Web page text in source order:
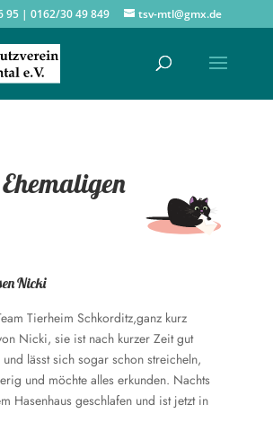
95 | 0162/30 49 849 tsv-mtl@gmx.de
Nicki
Tierheim Schkorditz,ganz kurz
Nicki, sie ist nach kurzer Zeit gut
lässt sich sogar schon streicheln,
und möchte alles erkunden. Nachts
Hasenhaus geschlafen und ist jetzt in